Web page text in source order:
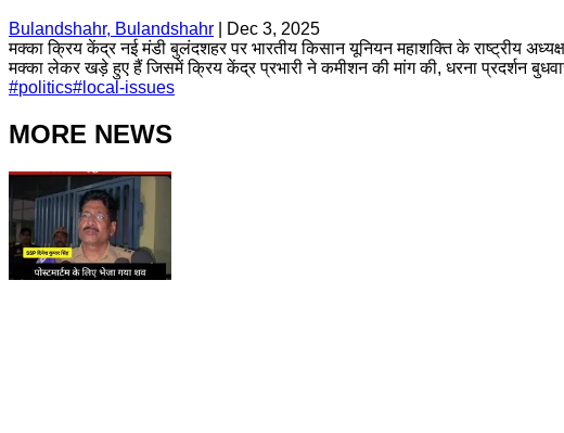
Bulandshahr, Bulandshahr
Dec 3, 2025
मक्का क्रिय केंद्र नई मंडी बुलंदशहर पर भारतीय किसान यूनियन महाशक्ति के राष्ट्रीय
मक्का लेकर खड़े हुए हैं जिसमें क्रिय केंद्र प्रभारी ने कमीशन की मांग की, धरना प्रदर्शन
#politics# local-issues
MORE NEWS